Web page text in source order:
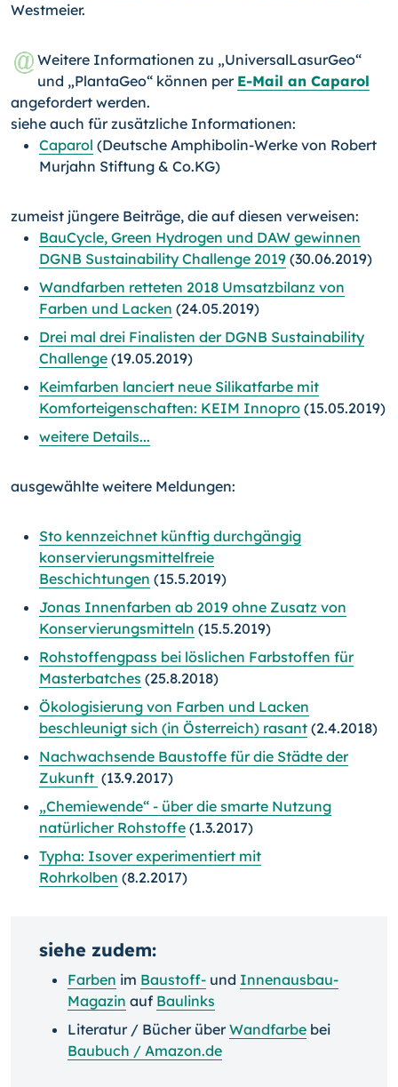
Westmeier.
Weitere Informationen zu „UniversalLasurGeo“
und „PlantaGeo“ können per E-Mail an Caparol
angefordert werden.
siehe auch für zusätzliche Informationen:
Caparol (Deutsche Amphibolin-Werke von Robert
Murjahn Stiftung & Co.KG)
zumeist jüngere Beiträge, die auf diesen verweisen:
BauCycle, Green Hydrogen und DAW gewinnen
DGNB Sustainability Challenge 2019 (30.06.2019)
Wandfarben retteten 2018 Umsatzbilanz von
Farben und Lacken (24.05.2019)
Drei mal drei Finalisten der DGNB Sustainability
Challenge (19.05.2019)
Keimfarben lanciert neue Silikatfarbe mit
Komforteigenschaften: KEIM Innopro (15.05.2019)
weitere Details...
ausgewählte weitere Meldungen:
Sto kennzeichnet künftig durchgängig
konservierungsmittelfreie
Beschichtungen (15.5.2019)
Jonas Innenfarben ab 2019 ohne Zusatz von
Konservierungsmitteln (15.5.2019)
Rohstoffengpass bei löslichen Farbstoffen für
Masterbatches (25.8.2018)
Ökologisierung von Farben und Lacken
beschleunigt sich (in Österreich) rasant (2.4.2018)
Nachwachsende Baustoffe für die Städte der
Zukunft (13.9.2017)
„Chemiewende“ - über die smarte Nutzung
natürlicher Rohstoffe (1.3.2017)
Typha: Isover experimentiert mit
Rohrkolben (8.2.2017)
siehe zudem:
Farben im Baustoff- und Innenausbau-
Magazin auf Baulinks
Literatur / Bücher überWandfarbe bei
Baubuch / Amazon.de